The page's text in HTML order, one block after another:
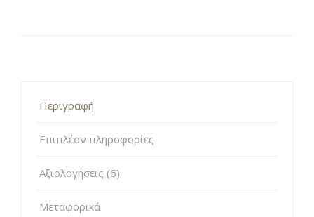
Περιγραφή
Επιπλέον πληροφορίες
Αξιολογήσεις (6)
Μεταφορικά